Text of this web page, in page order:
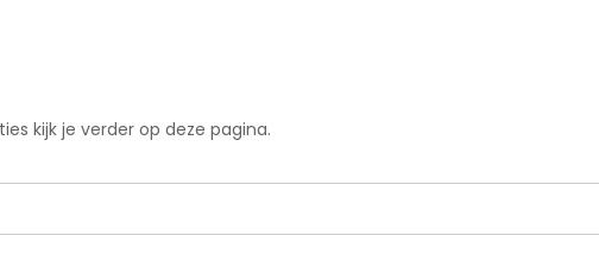
kijk je verder op deze pagina.